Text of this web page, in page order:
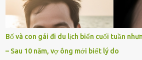
ngày giỗ đầu tiên của vợ, 49 ngày sau khi
mãi.Buổi sáng hôm đó, sau khi cúng cơm
sắp xếp lại bàn thờ vợ. Mọi thứ vẫn như
đó kỳ lạ mà tôi không thể giải thích được.
cúi xuống lau chùi bát hương, một luồng
Bố và con gái đi du lịch biển cuối tuần
– Sau 10 năm, vợ ông mới biết lý do